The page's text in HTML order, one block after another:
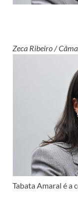
Zeca Ribeiro /
Tabata Amaral é a